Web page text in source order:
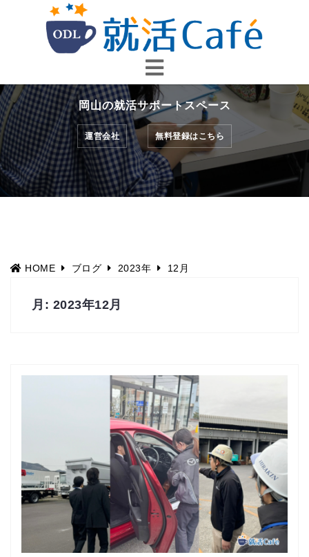
へ
ス
キ
ッ
プ
岡山の就活サポートスペース
運営会社 無料登録はこちら
HOME ブログ 2023年 12月
月: 2023年12月